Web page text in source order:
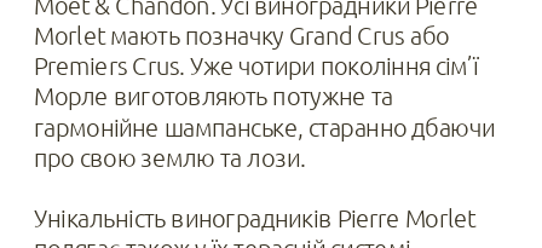
Morlet мають позначку Grand Crus або
Premiers Crus. Уже чотири покоління сім’ї
Морле виготовляють потужне та
гармонійне шампанське, старанно дбаючи
про свою землю та лози.
Унікальність виноградників Pierre Morlet